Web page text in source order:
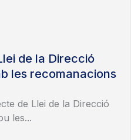
de la Direcció
les recomanacions
de Llei de la Direcció
les...